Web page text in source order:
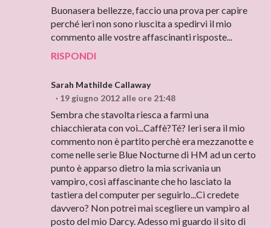
Buonasera bellezze, faccio una prova per capire
perché ieri non sono riuscita a spedirvi il mio
commento alle vostre affascinanti risposte...
RISPONDI
Sarah Mathilde Callaway
19 giugno 2012 alle ore 21:48
Sembra che stavolta riesca a farmi una
chiacchierata con voi...Caffè?Té? Ieri sera il mio
commento non è partito perchè era mezzanotte e
come nelle serie Blue Nocturne di HM ad un certo
punto è apparso dietro la mia scrivania un
vampiro, così affascinante che ho lasciato la
tastiera del computer per seguirlo...Ci credete
davvero? Non potrei mai scegliere un vampiro al
posto del mio Darcy. Adesso mi guardo il sito di